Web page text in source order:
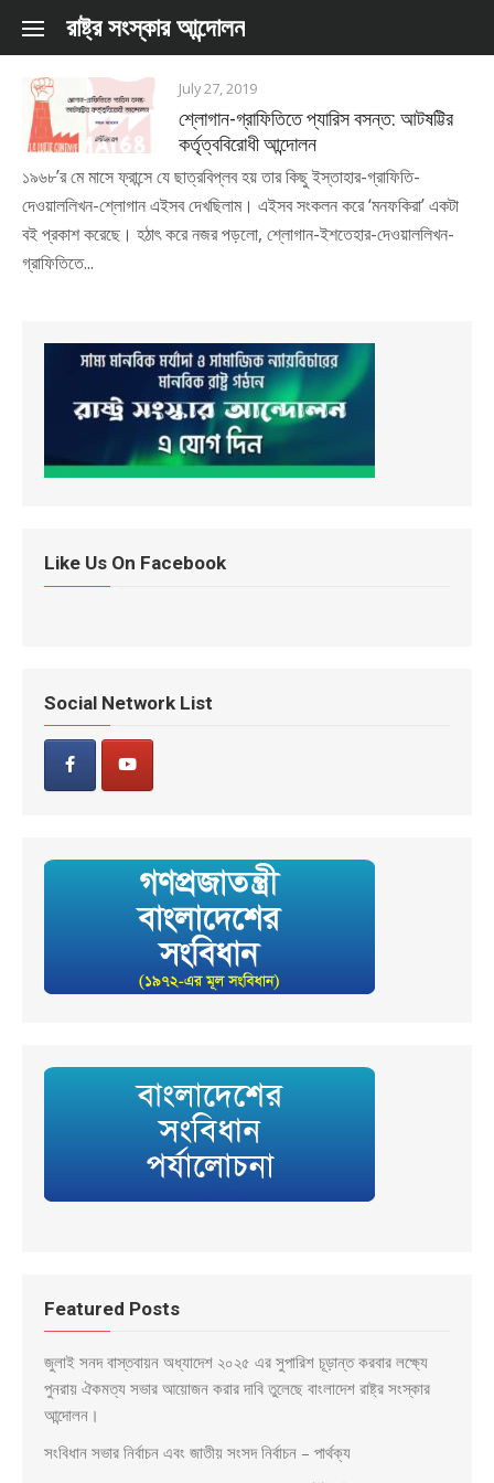
Skip to content
রাষ্ট্র সংস্কার আন্দোলন
July 27, 2019
শ্লোগান-গ্রাফিতিতে প্যারিস বসন্ত: আটষট্টির
কর্তৃত্ববিরোধী আন্দোলন
১৯৬৮’র মে মাসে ফ্রান্সে যে ছাত্রবিপ্লব হয় তার কিছু ইস্তাহার-গ্রাফিতি-
দেওয়াললিখন-শ্লোগান এইসব দেখছিলাম। এইসব সংকলন করে ‘মনফকিরা’ একটা
বই প্রকাশ করেছে। হঠাৎ করে নজর পড়লো, শ্লোগান-ইশতেহার-দেওয়াললিখন-
গ্রাফিতিতে...
Like Us On Facebook
Social Network List
Featured Posts
জুলাই সনদ বাস্তবায়ন অধ্যাদেশ ২০২৫ এর সুপারিশ চূড়ান্ত করবার লক্ষ্যে
পুনরায় ঐকমত্য সভার আয়োজন করার দাবি তুলেছে বাংলাদেশ রাষ্ট্র সংস্কার
আন্দোলন।
সংবিধান সভার নির্বাচন এবং জাতীয় সংসদ নির্বাচন – পার্থক্য